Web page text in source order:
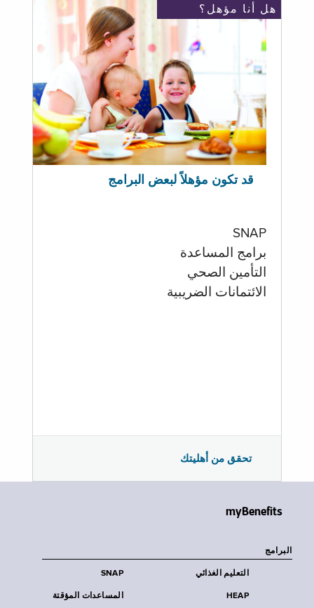
هل أنا مؤهل؟
قد تكون مؤهلاً لبعض البرامج
SNAP
برامج المساعدة
التأمين الصحي
الائتمانات الضريبية
تحقق من أهليتك
myBenefits
البرامج
SNAP التعليم الغذائي
المساعدات المؤقتة HEAP